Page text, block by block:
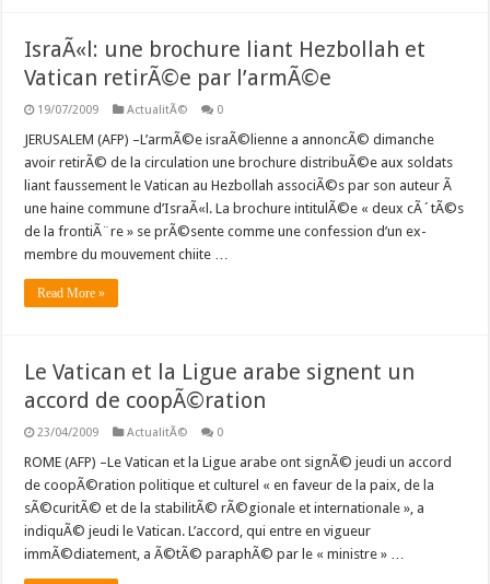
IsraÃ«l: une brochure liant Hezbollah et
Vatican retirÃ©e par l’armÃ©e
19/07/2009 ActualitÃ© 0
JERUSALEM (AFP) –L’armÃ©e israÃ©lienne a annoncÃ© dimanche
avoir retirÃ© de la circulation une brochure distribuÃ©e aux soldats
liant faussement le Vatican au Hezbollah associÃ©s par son auteur Ã
une haine commune d’IsraÃ«l. La brochure intitulÃ©e « deux cÃ´tÃ©s
de la frontiÃ¨re » se prÃ©sente comme une confession d’un ex-
membre du mouvement chiite …
Read More »
Le Vatican et la Ligue arabe signent un
accord de coopÃ©ration
23/04/2009 ActualitÃ© 0
ROME (AFP) –Le Vatican et la Ligue arabe ont signÃ© jeudi un accord
de coopÃ©ration politique et culturel « en faveur de la paix, de la
sÃ©curitÃ© et de la stabilitÃ© rÃ©gionale et internationale », a
indiquÃ© jeudi le Vatican. L’accord, qui entre en vigueur
immÃ©diatement, a Ã©tÃ© paraphÃ© par le « ministre » …